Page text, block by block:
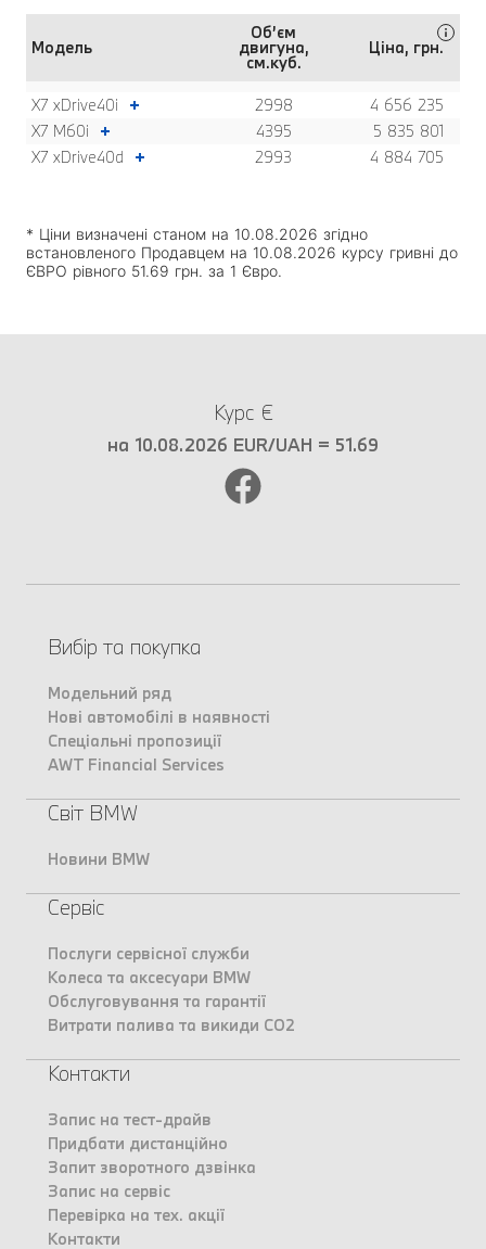
Модель
Об’єм
двигуна,
см.куб.
Ціна, грн.
X7 xDrive40i 2998
4 656 235
X7 M60i
4395
5 835 801
X7 xDrive40d
2993 4 884 705
* Ціни визначені станом на 10.08.2026 згідно
встановленого Продавцем на 10.08.2026 курсу гривні до
ЄВРО рівного 51.69 грн. за 1 Євро.
Курс €
на 10.08.2026 EUR/UAH = 51.69
Вибір та покупка
Модельний ряд
Нові автомобілі в наявності
Спеціальні пропозиції
AWT Financial Services
Світ BMW
Новини BMW
Сервіс
Послуги сервісної служби
Колеса та аксесуари BMW
Обслуговування та гарантії
Витрати палива та викиди CO2
Контакти
Запис на тест-драйв
Придбати дистанційно
Запит зворотного дзвінка
Запис на сервіс
Перевірка на тех. акції
Контакти